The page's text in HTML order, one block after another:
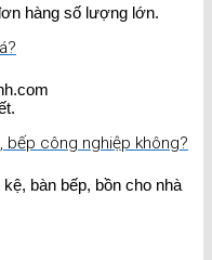
hàng số lượng lớn.
bếp công nghiệp không?
bàn bếp, bồn cho nhà